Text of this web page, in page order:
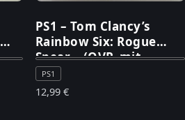
PS1 – Tom Clancy’s
Rainbow Six: Rogue
Spear – (OVP, mit
Anleitung) – PlayStation
1
PS1
12,99 €